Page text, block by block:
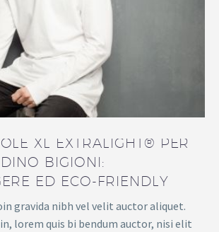
XL EXTRALIGHT® PER
BIGIONI:
ED ECO-FRIENDLY
gravida nibh vel velit auctor aliquet.
lorem quis bi bendum auctor, nisi elit